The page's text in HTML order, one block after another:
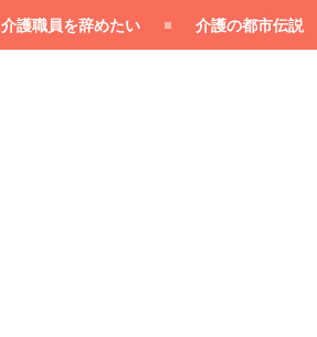
介護職員を辞めたい 介護の都市伝説